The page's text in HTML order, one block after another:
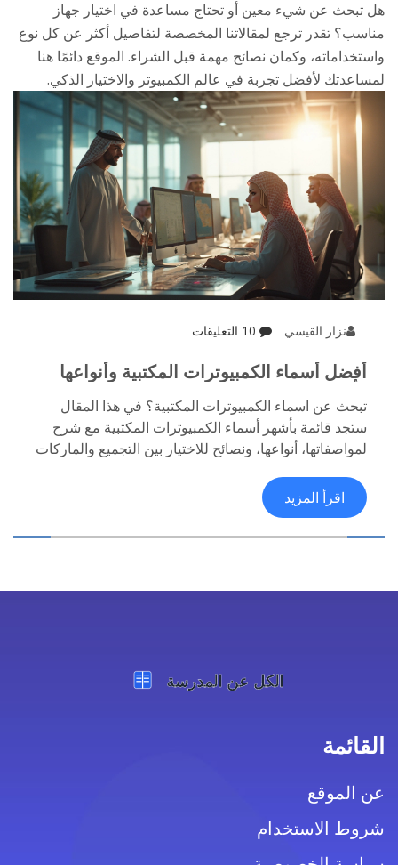
هل تبحث عن شيء معين أو تحتاج مساعدة في اختيار جهاز
مناسب؟ تقدر ترجع لمقالاتنا المخصصة لتفاصيل أكثر عن كل نوع
واستخداماته، وكمان نصائح مهمة قبل الشراء. الموقع دائمًا هنا
لمساعدتك لأفضل تجربة في عالم الكمبيوتر والاختيار الذكي.
نزار القيسي
أفضل أسماء الكمبيوترات المكتبية وأنواعها
تبحث عن اسماء الكمبيوترات المكتبية؟ في هذا المقال
ستجد قائمة بأشهر أسماء الكمبيوترات المكتبية مع شرح
لمواصفاتها، أنواعها، ونصائح للاختيار بين التجميع والماركات
يلبي احتياجاتك سواء للعمل أو اللعب أو الترفيه.
اقرأ المزيد
القائمة
عن الموقع
شروط الاستخدام